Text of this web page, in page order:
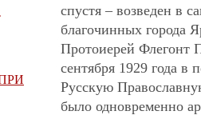
спустя – возведен в
благочинных города
Протоиерей Флегонт
сентября 1929 года в
Русскую
было одновременно